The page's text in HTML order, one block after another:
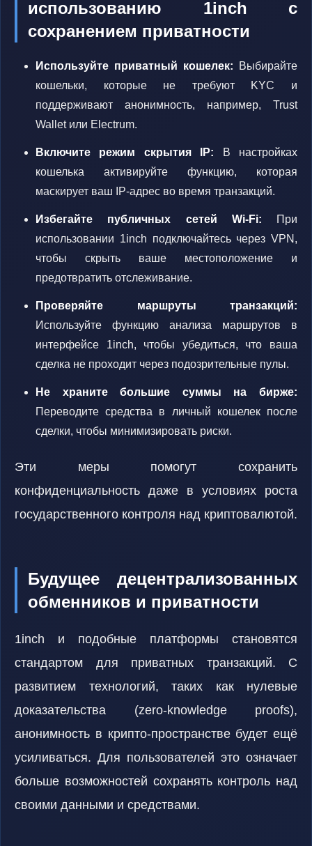
использованию 1inch с
сохранением приватности
Используйте приватный кошелек: Выбирайте
кошельки, которые не требуют KYC и
поддерживают анонимность, например, Trust
Wallet или Electrum.
Включите режим скрытия IP: В настройках
кошелька активируйте функцию, которая
маскирует ваш IP-адрес во время транзакций.
Избегайте публичных сетей Wi-Fi: При
использовании 1inch подключайтесь через VPN,
чтобы скрыть ваше местоположение и
предотвратить отслеживание.
Проверяйте маршруты транзакций:
Используйте функцию анализа маршрутов в
интерфейсе 1inch, чтобы убедиться, что ваша
сделка не проходит через подозрительные пулы.
Не храните большие суммы на бирже:
Переводите средства в личный кошелек после
сделки, чтобы минимизировать риски.
Эти меры помогут сохранить
конфиденциальность даже в условиях роста
государственного контроля над криптовалютой.
Будущее децентрализованных
обменников и приватности
1inch и подобные платформы становятся
стандартом для приватных транзакций. С
развитием технологий, таких как нулевые
доказательства (zero-knowledge proofs),
анонимность в крипто-пространстве будет ещё
усиливаться. Для пользователей это означает
больше возможностей сохранять контроль над
своими данными и средствами.